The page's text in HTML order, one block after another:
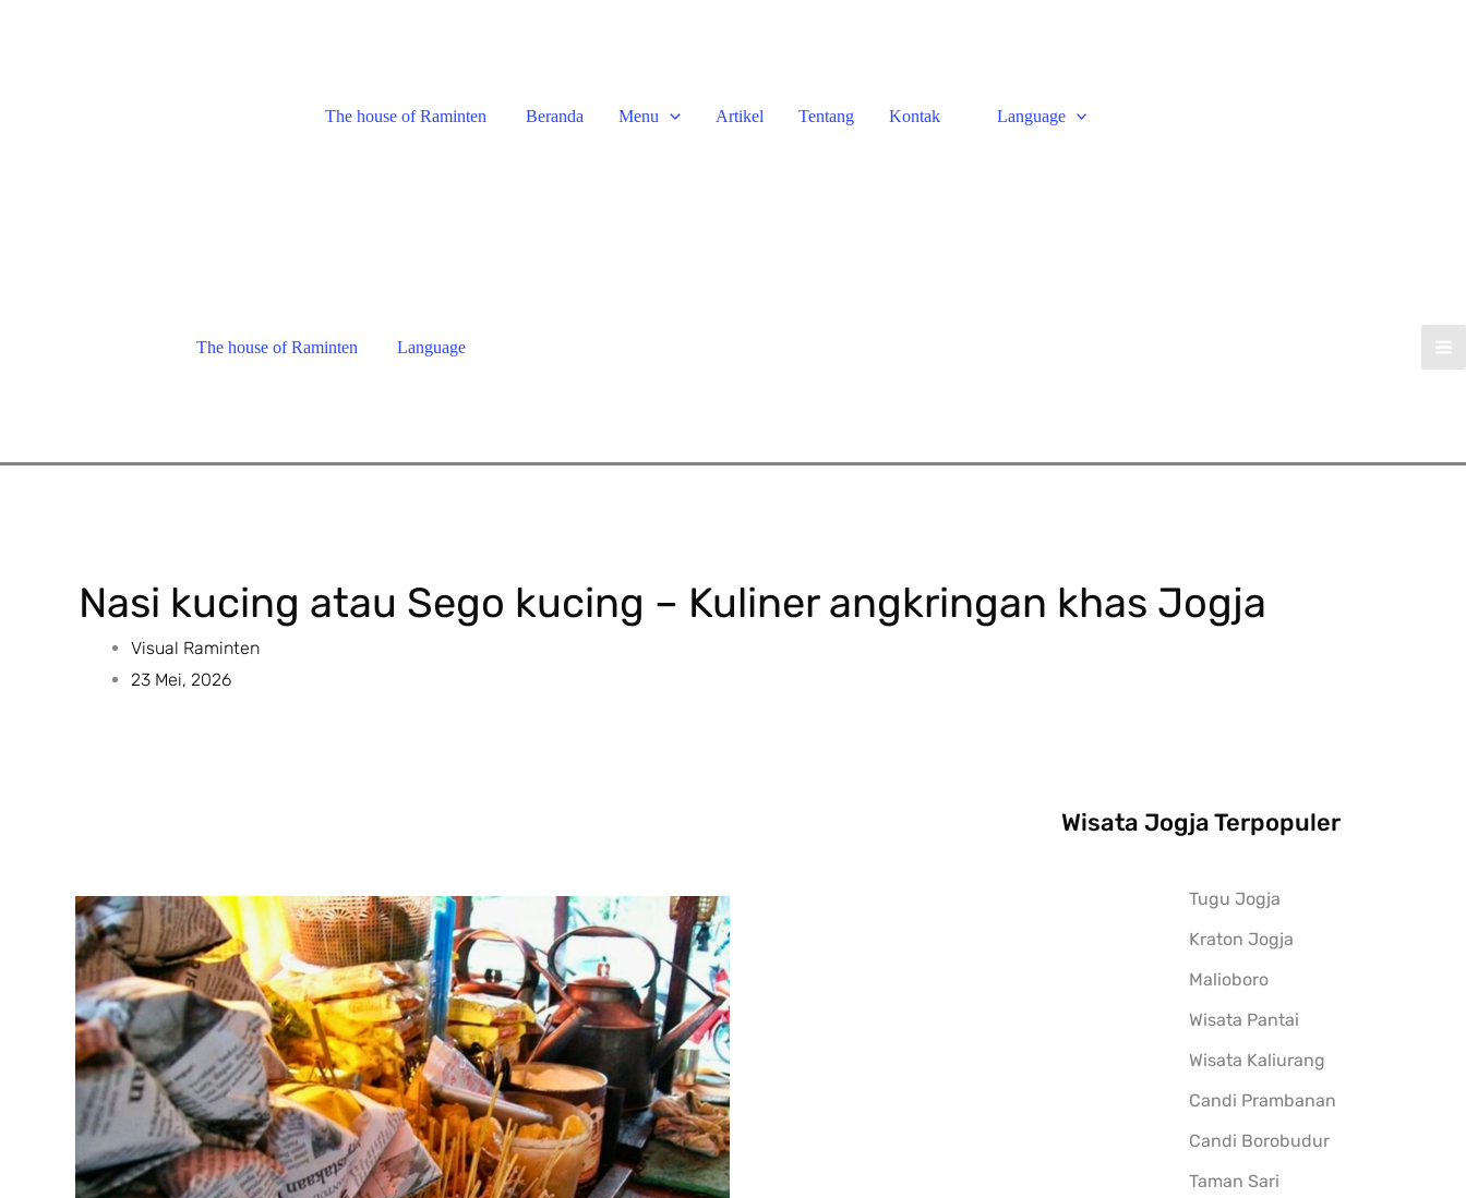
The house of Raminten Beranda Menu Artikel Tentang Kontak Language
The house of Raminten Language
Nasi kucing atau Sego kucing – Kuliner angkringan khas Jogja
Visual Raminten
23 Mei, 2026
Wisata Jogja Terpopuler
Tugu Jogja
Kraton Jogja
Malioboro
Wisata Pantai
Wisata Kaliurang
Candi Prambanan
Candi Borobudur
Taman Sari